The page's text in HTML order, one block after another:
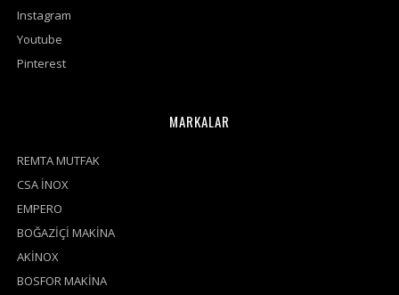
Instagram
Youtube
Pinterest
MARKALAR
REMTA MUTFAK
CSA İNOX
EMPERO
BOĞAZİÇİ MAKİNA
AKİNOX
BOSFOR MAKİNA